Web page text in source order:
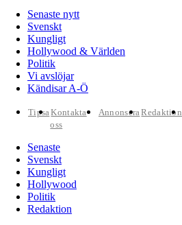
Senaste nytt
Svenskt
Kungligt
Hollywood & Världen
Politik
Vi avslöjar
Kändisar A-Ö
TipsaKontakta
oss
AnnonseraRedaktion
Senaste
Svenskt
Kungligt
Hollywood
Politik
Redaktion